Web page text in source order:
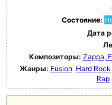
Состояние:
Дата
Композиторы: Zappa,
Жанры: Fusion Hard Rock
Rap